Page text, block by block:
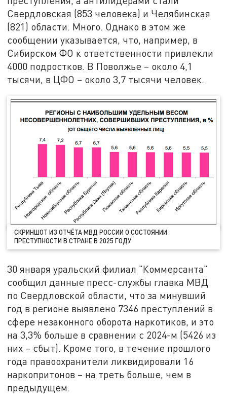
Свердловская (853 человека) и Челябинская
(821) области. Много. Однако в этом же
сообщении указывается, что, например, в
Сибирском ФО к ответственности привлекли
4000 подростков. В Поволжье – около 4,1
тысячи, в ЦФО – около 3,7 тысячи человек.
СКРИНШОТ ИЗ ОТЧЁТА МВД РОССИИ О СОСТОЯНИИ
ПРЕСТУПНОСТИ В СТРАНЕ В 2025 ГОДУ
30 января уральский филиал "Коммерсанта"
сообщил данные пресс-службы главка МВД
по Свердловской области, что за минувший
год в регионе выявлено 7346 преступлений в
сфере незаконного оборота наркотиков, и это
на 3,3% больше в сравнении с 2024-м (5426 из
них – сбыт). Кроме того, в течение прошлого
года правоохранители ликвидировали 16
наркопритонов – на треть больше, чем в
предыдущем.